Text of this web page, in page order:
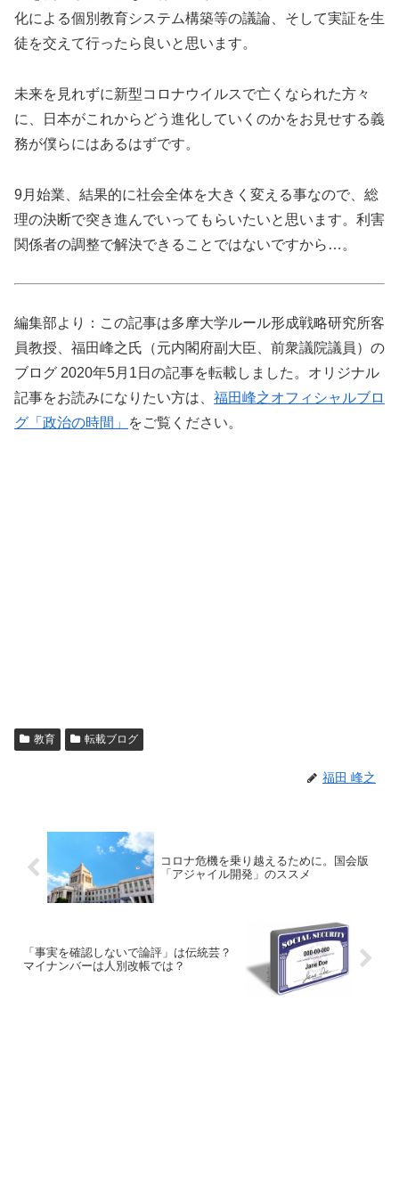
化による個別教育システム構築等の議論、そして実証を生
徒を交えて行ったら良いと思います。
未来を見れずに新型コロナウイルスで亡くなられた方々
に、日本がこれからどう進化していくのかをお見せする義
務が僕らにはあるはずです。
9月始業、結果的に社会全体を大きく変える事なので、総
理の決断で突き進んでいってもらいたいと思います。利害
関係者の調整で解決できることではないですから…。
編集部より：この記事は多摩大学ルール形成戦略研究所客
員教授、福田峰之氏（元内閣府副大臣、前衆議院議員）の
ブログ 2020年5月1日の記事を転載しました。オリジナル
記事をお読みになりたい方は、 福田峰之オフィシャルブロ
グ「政治の時間」
をご覧ください。
教育 転載ブログ
福田 峰之
コロナ危機を乗り越えるために。国会版
「アジャイル開発」のススメ
「事実を確認しないで論評」は伝統芸？
マイナンバーは人別改帳では？